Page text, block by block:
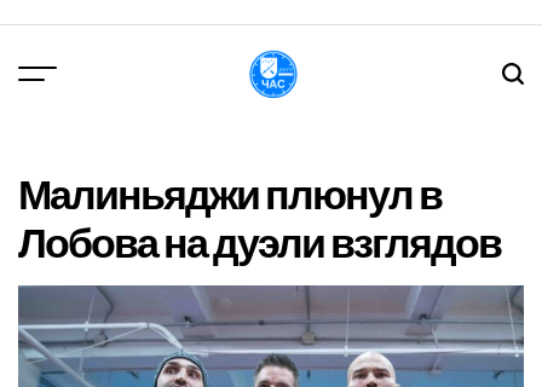
вмісту
Малиньяджи плюнул в
Лобова на дуэли взглядов